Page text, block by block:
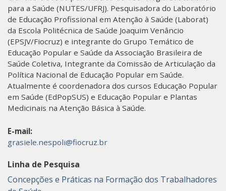
para a Saúde (NUTES/UFRJ). Pesquisadora do Laboratório
de Educação Profissional em Atenção à Saúde (Laborat)
da Escola Politécnica de Saúde Joaquim Venâncio
(EPSJV/Fiocruz) e integrante do Grupo Temático de
Educação Popular e Saúde da Associação Brasileira de
Saúde Coletiva, Integrante da Comissão de Articulação da
Política Nacional de Educação Popular em Saúde.
Atualmente é coordenadora dos cursos Educação Popular
em Saúde (EdPopSUS) e Educação Popular e Plantas
Medicinais na Atenção Básica à Saúde.
E-mail:
grasiele.nespoli@fiocruz.br
Linha de Pesquisa
Concepções e Práticas na Formação dos Trabalhadores